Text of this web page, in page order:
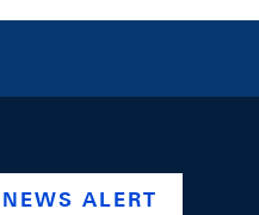
company/swiss-
ALERT